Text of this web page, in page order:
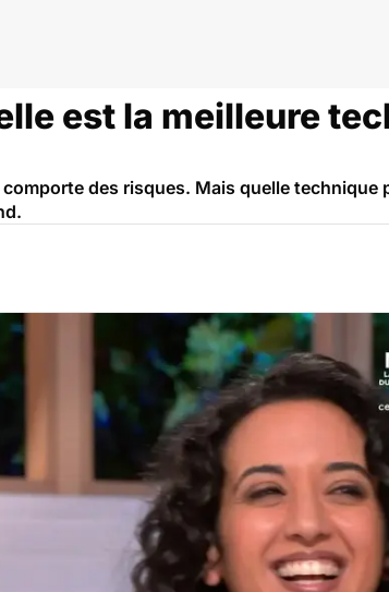
est la meilleure
des risques. Mais quelle technique